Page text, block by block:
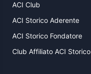
ACI Club
ACI Storico Aderente
ACI Storico Fondatore
Club Affiliato ACI Storico